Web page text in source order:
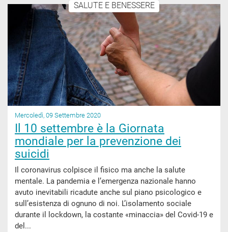
SALUTE E BENESSERE
Mercoledì, 09 Settembre 2020
Il 10 settembre è la Giornata
mondiale per la prevenzione dei
suicidi
Il coronavirus colpisce il fisico ma anche la salute
mentale. La pandemia e l’emergenza nazionale hanno
avuto inevitabili ricadute anche sul piano psicologico e
sull’esistenza di ognuno di noi. L’isolamento sociale
durante il lockdown, la costante «minaccia» del Covid-19 e
del...